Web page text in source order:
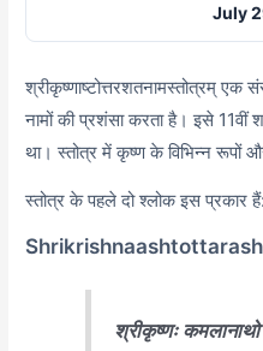
July
श्रीकृष्णाष्टोत्तरशतनामस्तोत्रम्
नामों की प्रशंसा करता है। इसे 11वीं
था। स्तोत्र में कृष्ण के विभिन्न रूपों
स्तोत्र के पहले दो श्लोक इस प्रकार हैं:
श्रीकृष्णः